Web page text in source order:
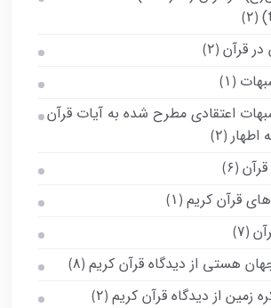
(۲)
قرآن (۲)
(۱)
اعتقادی مطرح شده به آیات قرآن
اطهار (۲)
(۶)
قرآن کریم (۱)
(۷)
هستی از دیدگاه قرآن کریم (۸)
زمین از دیدگاه قرآن کریم (۲)